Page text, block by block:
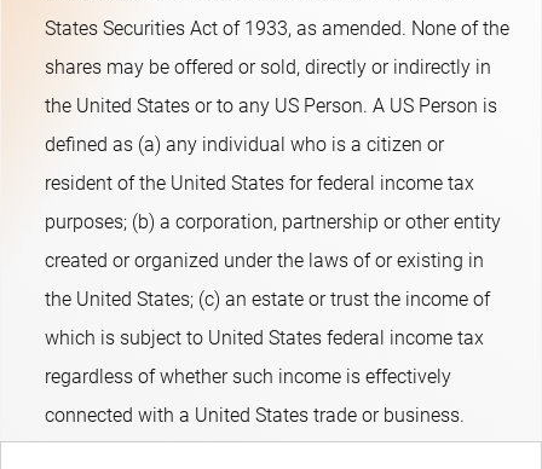
States Securities Act of 1933, as amended. None of the
shares may be offered or sold, directly or indirectly in
the United States or to any US Person. A US Person is
defined as (a) any individual who is a citizen or
resident of the United States for federal income tax
purposes; (b) a corporation, partnership or other entity
created or organized under the laws of or existing in
the United States; (c) an estate or trust the income of
which is subject to United States federal income tax
regardless of whether such income is effectively
connected with a United States trade or business.